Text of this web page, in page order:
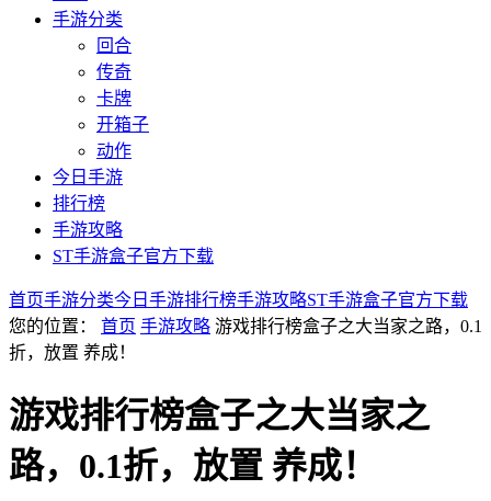
手游分类
回合
传奇
卡牌
开箱子
动作
今日手游
排行榜
手游攻略
ST手游盒子官方下载
首页手游分类今日手游排行榜手游攻略ST手游盒子官方下载
您的位置：
首页 手游攻略 游戏排行榜盒子之大当家之路，0.1
折，放置 养成！
游戏排行榜盒子之大当家之
路，0.1折，放置 养成！